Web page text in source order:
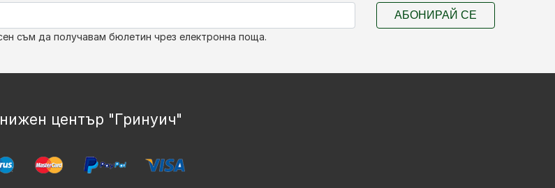
съм да получавам бюлетин чрез електронна поща.
АБОНИРАЙ СЕ
център "Гринуич"